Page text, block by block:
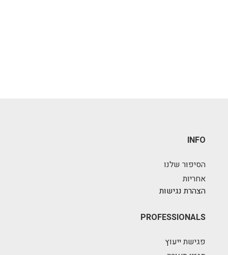
INFO
הסיפור שלנו
אחריות
הצהרת נגישות
PROFESSIONALS
פגישת ייעוץ